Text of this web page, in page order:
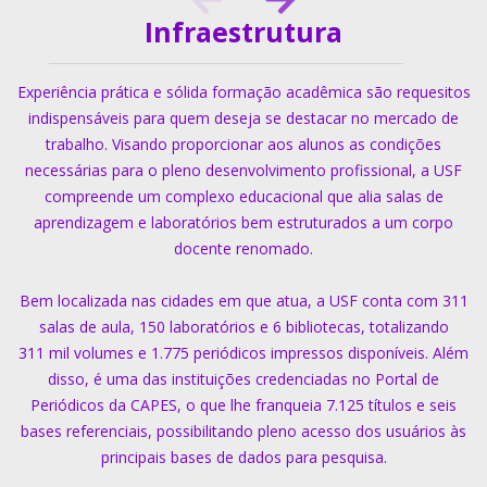
Infraestrutura
Experiência prática e sólida formação acadêmica são requesitos
indispensáveis para quem deseja se destacar no mercado de
trabalho. Visando proporcionar aos alunos as condições
necessárias para o pleno desenvolvimento profissional, a USF
compreende um complexo educacional que alia salas de
aprendizagem e laboratórios bem estruturados a um corpo
docente renomado.
Bem localizada nas cidades em que atua, a USF conta com 311
salas de aula, 150 laboratórios e 6 bibliotecas, totalizando
311 mil volumes e 1.775 periódicos impressos disponíveis. Além
disso, é uma das instituições credenciadas no Portal de
Periódicos da CAPES, o que lhe franqueia 7.125 títulos e seis
bases referenciais, possibilitando pleno acesso dos usuários às
principais bases de dados para pesquisa.